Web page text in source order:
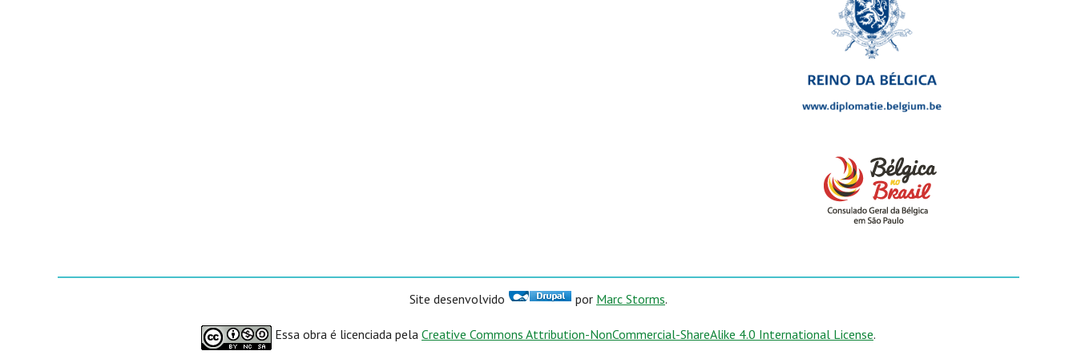
Site desenvolvido por Marc Storms.
Essa obra é licenciada pela Creative Commons Attribution-NonCommercial-ShareAlike 4.0 International License.